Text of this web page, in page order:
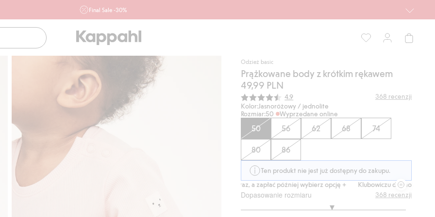
Final Sale -30%
ofertę, również z działu outlet do 10.8 w sklepach Kappahl i
Newbie oraz na kappahl.com. Ofert nie łączymy
Kobieta Mężczyzna
Dziecko
Newbie
Odzież basic
Prążkowane body z krótkim rękawem
49,99 PLN
Średnia ocena:
4.9 368 recenzji
Kolor:Jasnoróżowy / jednolite
Rozmiar:50 Wyprzedane online
50 56 62 68 74
80 86
Ten produkt nie jest już dostępny do zakupu.
Kup teraz, a zapłać później wybierz opcję + Klubowiczu darmowa dostawa od
Dopasowanie rozmiaru 368 recenzji